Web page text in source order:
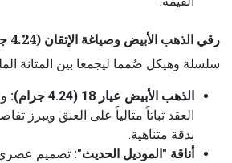
رقي الذهب الأبيض وصياغة الإتقان (4.24 جرام):
سلسلة وهيكل صُمما ليجمعا بين المتانة
الذهب الأبيض عيار 18 (4.24 جرام):
العقد ثباتاً مثالياً على العنق ويبرز
بدقة متناهية.
أناقة "الموديل الحديث": تصميم